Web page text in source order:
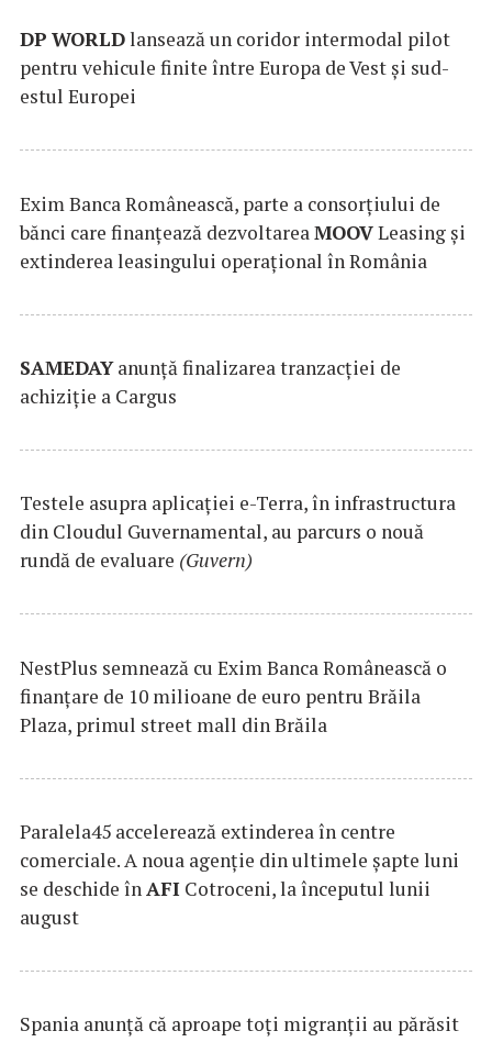
DP WORLDlansează un coridor intermodal pilot
pentru vehicule finite între Europa de Vest și sud-
estul Europei
Exim Banca Românească, parte a consorțiului de
bănci care finanțează dezvoltarea MOOVLeasing și
extinderea leasingului operațional în România
SAMEDAYanunță finalizarea tranzacției de
achiziție a Cargus
Testele asupra aplicaţiei e-Terra, în infrastructura
din Cloudul Guvernamental, au parcurs o nouă
rundă de evaluare (Guvern)
NestPlus semnează cu Exim Banca Românească o
finanțare de 10 milioane de euro pentru Brăila
Plaza, primul street mall din Brăila
Paralela45 accelerează extinderea în centre
comerciale. A noua agenție din ultimele șapte luni
se deschide înAFI Cotroceni, la începutul lunii
august
Spania anunţă că aproape toţi migranţii au părăsit